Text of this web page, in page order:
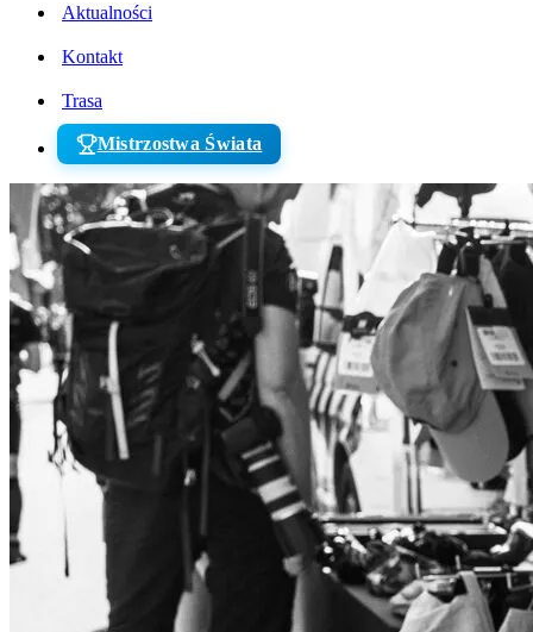
Aktualności
Kontakt
Trasa
Mistrzostwa Świata